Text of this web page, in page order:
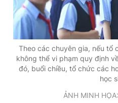
Theo các chuyên gia, nếu tổ
không thể vi phạm quy định
đó, buổi chiều, tổ chức các
học
ẢNH MINH